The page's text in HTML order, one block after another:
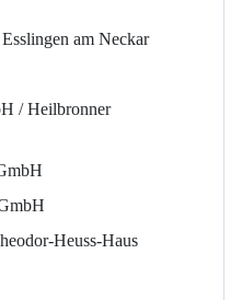
am Neckar
/ Heilbronner
Heuss-Haus